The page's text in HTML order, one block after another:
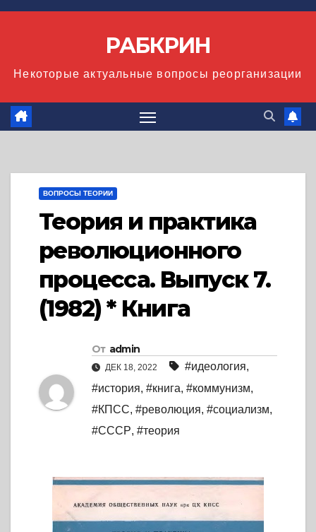
Перейти
РАБКРИН
Некоторые актуальные вопросы реорганизации
ВОПРОСЫ ТЕОРИИ
Теория и практика
революционного
процесса. Выпуск 7.
(1982) * Книга
От admin
ДЕК 18, 2022 #идеология,
#история, #книга, #коммунизм,
#КПСС, #революция, #социализм,
#СССР, #теория